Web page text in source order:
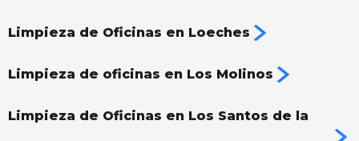
Limpieza de Oficinas en Loeches
Limpieza de oficinas en Los Molinos
Limpieza de Oficinas en Los Santos de la